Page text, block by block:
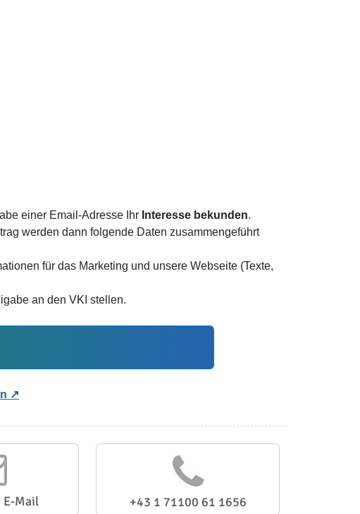
einer Email-Adresse Ihr Interesse bekunden.
werden dann folgende Daten zusammengeführt
für das Marketing und unsere Webseite (Texte,
an den VKI stellen.
E-Mail +43 1 71100 61 1656